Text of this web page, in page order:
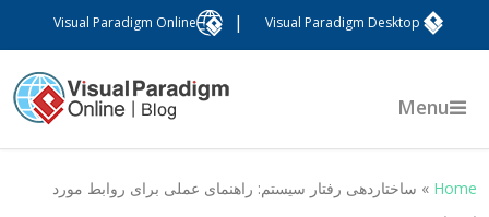
Visual Paradigm Desktop
Visual Paradigm Online
Menu
Home
» ساختاردهی رفتار سیستم: راهنمای عملی برای روابط مورد